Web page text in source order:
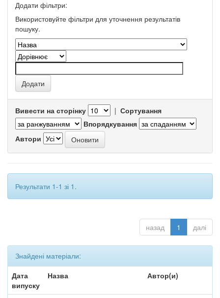
Додати фільтри:
Використовуйте фільтри для уточнення результатів
пошуку.
Вивести на сторінку | Сортування
Впорядкування
Автори
Результати 1-1 зі 1.
назад 1 далі
Знайдені матеріали:
Дата
випуску
Назва Автор(и)